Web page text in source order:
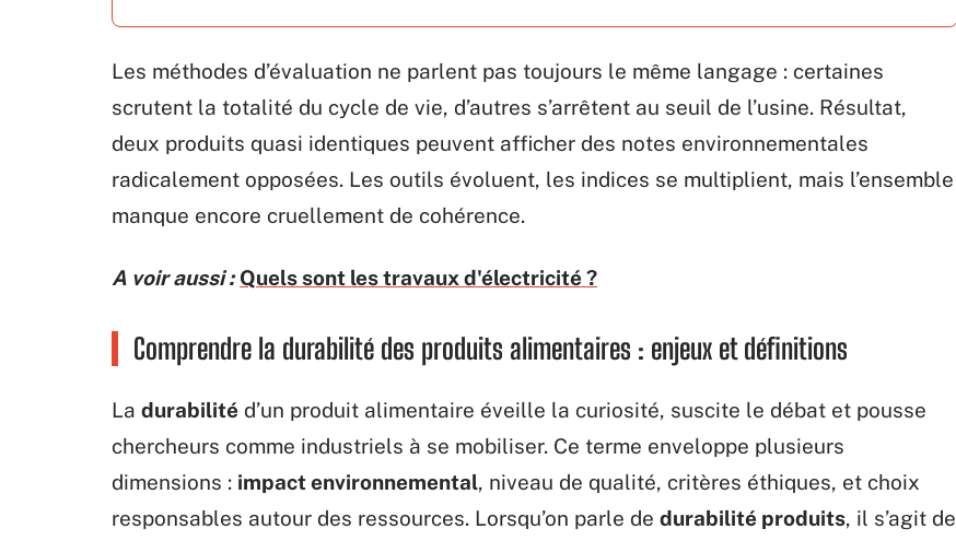
Les méthodes d’évaluation ne parlent pas toujours le même langage : certaines
scrutent la totalité du cycle de vie, d’autres s’arrêtent au seuil de l’usine. Résultat,
deux produits quasi identiques peuvent afficher des notes environnementales
radicalement opposées. Les outils évoluent, les indices se multiplient, mais l’ensemble
manque encore cruellement de cohérence.
A voir aussi : Quels sont les travaux d'électricité ?
Comprendre la durabilité des produits alimentaires : enjeux et définitions
La durabilité d’un produit alimentaire éveille la curiosité, suscite le débat et pousse
chercheurs comme industriels à se mobiliser. Ce terme enveloppe plusieurs
dimensions : impact environnemental, niveau de qualité, critères éthiques, et choix
responsables autour des ressources. Lorsqu’on parle de durabilité produits, il s’agit de